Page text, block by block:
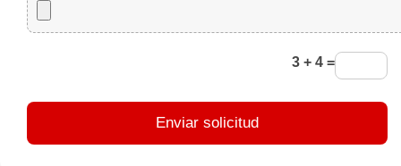
3 + 4 =
Enviar solicitud